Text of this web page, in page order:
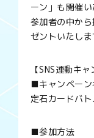
ーン」も開催い
参加者の中か
ゼントいたしま
【SNS連動キ
■キャンペーン
定石カードバ
■参加方法